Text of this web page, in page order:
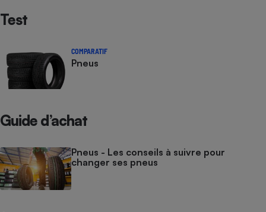
Test
COMPARATIF
Pneus
Guide d’achat
Pneus - Les conseils à suivre pour
changer ses pneus